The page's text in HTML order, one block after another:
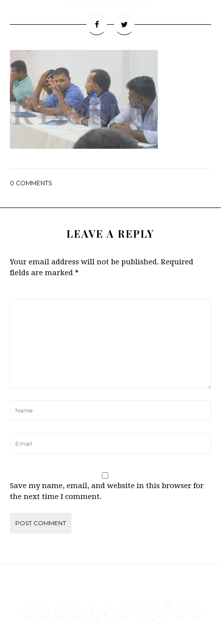
0 COMMENTS
LEAVE A REPLY
Your email address will not be published. Required
fields are marked *
Save my name, email, and website in this browser for
the next time I comment.